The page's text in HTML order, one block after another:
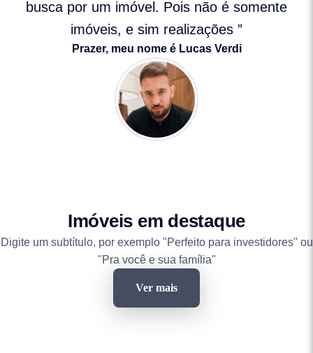
busca por um imóvel. Pois não é somente
imóveis, e sim realizações ”
Prazer, meu nome é Lucas Verdi
Imóveis em destaque
Digite um subtítulo, por exemplo "Perfeito para investidores" ou
"Pra você e sua família"
Ver mais